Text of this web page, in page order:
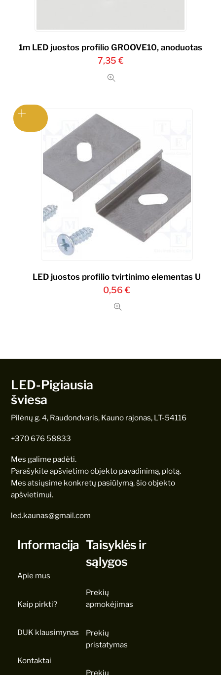
1m LED juostos profilio GROOVE10, anoduotas
7,35 €
LED juostos profilio tvirtinimo elementas U
0,56€
LED-Pigiausia
šviesa
Pilėnų g. 4, Raudondvaris, Kauno rajonas, LT-54116
+370 676 58833
Mes galime padėti.
Parašykite apšvietimo objekto pavadinimą, plotą.
Mes atsiųsime konkretų pasiūlymą, šio objekto
apšvietimui.
led.kaunas@gmail.com
Informacija
Apie mus
Kaip pirkti?
DUK klausimynas
Kontaktai
Taisyklės ir
sąlygos
Prekių
apmokėjimas
Prekių
pristatymas
Prekių